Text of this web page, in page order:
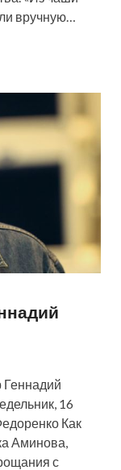
вручную…
Геннадий
16
Как
Аминова,
с